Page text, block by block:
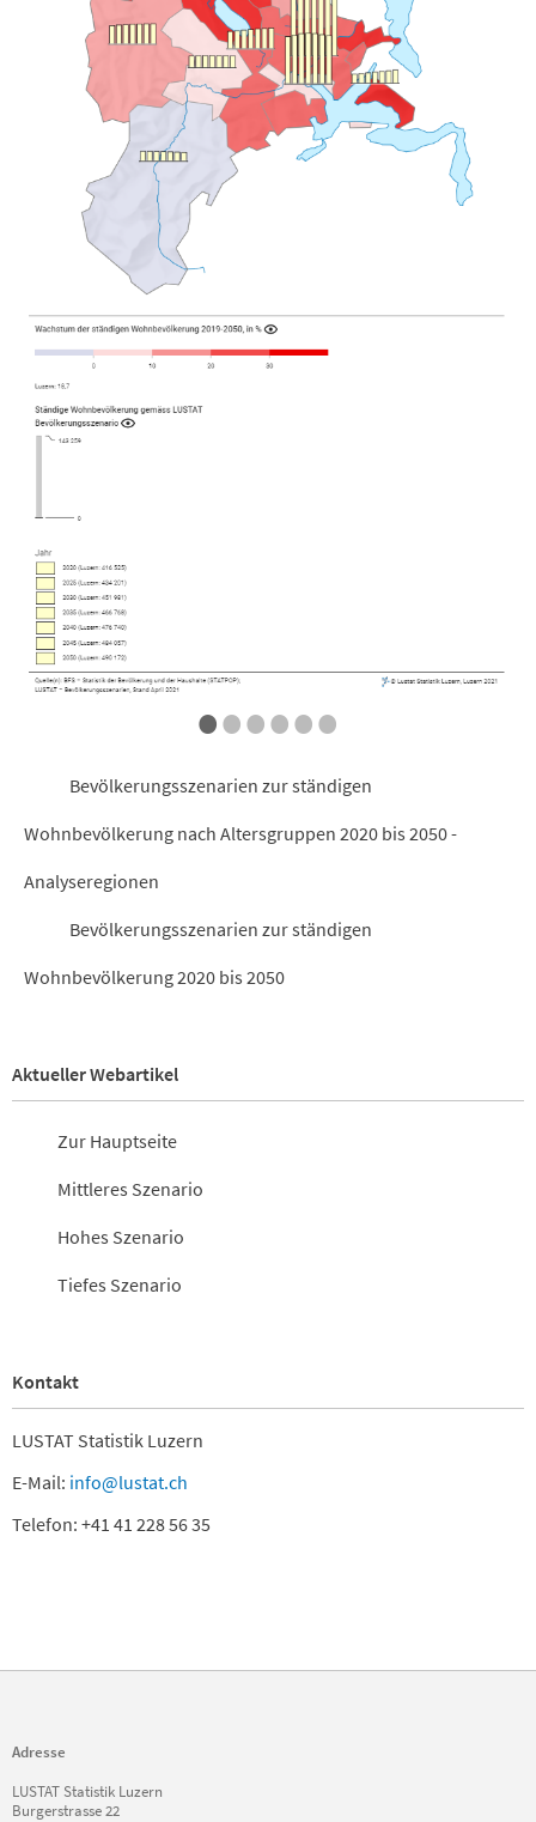
••••••
Bevölkerungsszenarien zur ständigen
Wohnbevölkerung nach Altersgruppen 2020 bis 2050 -
Analyseregionen
Bevölkerungsszenarien zur ständigen
Wohnbevölkerung 2020 bis 2050
Aktueller Webartikel
Zur Hauptseite
Mittleres Szenario
Hohes Szenario
Tiefes Szenario
Kontakt
LUSTAT Statistik Luzern
E-Mail: info@lustat.ch
Telefon: +41 41 228 56 35
Adresse
LUSTAT Statistik Luzern
Burgerstrasse 22